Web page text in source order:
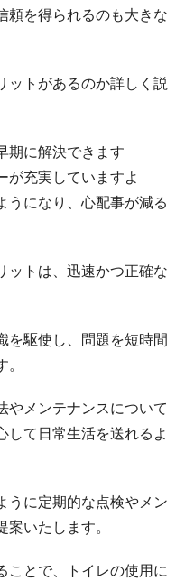
頼を得られるのも大きな
ットがあるのか詳しく説
期に解決できます
が充実していますよ
うになり、心配事が減る
ットは、迅速かつ正確な
を駆使し、問題を短時間
やメンテナンスについて
して日常生活を送れるよ
うに定期的な点検やメン
いたします。
ことで、トイレの使用に